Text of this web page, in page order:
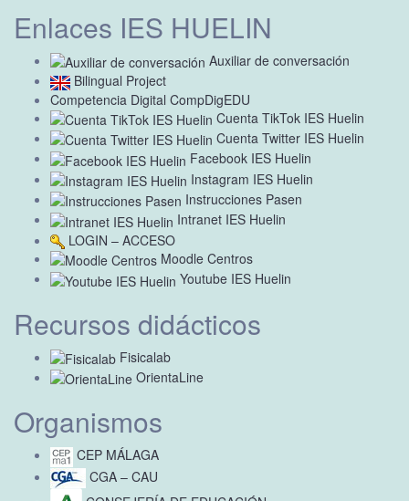
Enlaces IES HUELIN
Auxiliar de conversación
Bilingual Project
Competencia Digital CompDigEDU
Cuenta TikTok IES Huelin
Cuenta Twitter IES Huelin
Facebook IES Huelin
Instagram IES Huelin
Instrucciones Pasen
Intranet IES Huelin
LOGIN – ACCESO
Moodle Centros
Youtube IES Huelin
Recursos didácticos
Fisicalab
OrientaLine
Organismos
CEP MÁLAGA
CGA – CAU